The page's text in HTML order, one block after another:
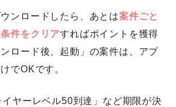
ンロードしたら、あとは案件ごと
件をクリアすればポイントを獲得
ロード後、起動」の案件は、アプ
でOKです。
イヤーレベル50到達」など期限が決